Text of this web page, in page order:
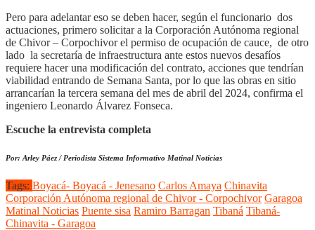
Pero para adelantar eso se deben hacer, según el funcionario dos
actuaciones, primero solicitar a la Corporación Autónoma regional
de Chivor – Corpochivor el permiso de ocupación de cauce, de otro
lado la secretaría de infraestructura ante estos nuevos desafíos
requiere hacer una modificación del contrato, acciones que tendrían
viabilidad entrando de Semana Santa, por lo que las obras en sitio
arrancarían la tercera semana del mes de abril del 2024, confirma el
ingeniero Leonardo Álvarez Fonseca.
Escuche la entrevista completa
Por: Arley Páez / Periodista Sistema Informativo Matinal Noticias
Tags: Boyacá- Boyacá - Jenesano Carlos Amaya Chinavita
Corporación Autónoma regional de Chivor - Corpochivor Garagoa
Matinal Noticias Puente sisa Ramiro Barragan Tibaná Tibaná-
Chinavita - Garagoa